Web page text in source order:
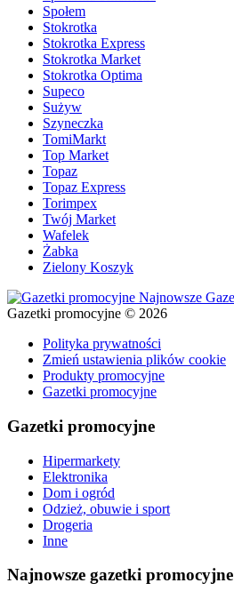
Społem
Stokrotka
Stokrotka Express
Stokrotka Market
Stokrotka Optima
Supeco
Sużyw
Szyneczka
TomiMarkt
Top Market
Topaz
Topaz Express
Torimpex
Twój Market
Wafelek
Żabka
Zielony Koszyk
Gazetki promocyjne © 2026
Polityka prywatności
Zmień ustawienia plików cookie
Produkty promocyjne
Gazetki promocyjne
Gazetki promocyjne
Hipermarkety
Elektronika
Dom i ogród
Odzież, obuwie i sport
Drogeria
Inne
Najnowsze gazetki promocyjne